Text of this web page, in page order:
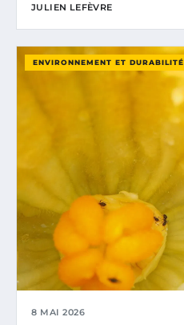
JULIEN LEFÈVRE
ENVIRONNEMENT ET DURABILITÉ
8 MAI 2026